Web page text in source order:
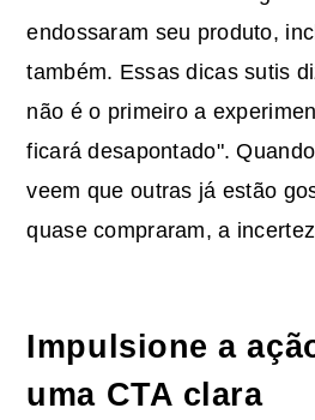
endossaram seu produto,
também. Essas dicas sutis
não é o primeiro a
ficará desapontado".
veem que outras já estão
quase compraram, a
Impulsione a
uma CTA clara